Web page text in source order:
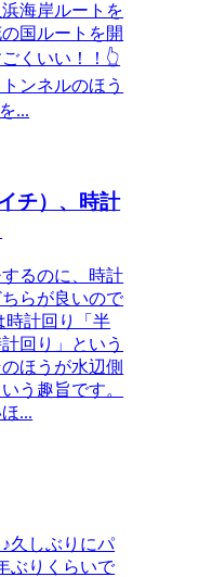
海岸ルートを
国ルートを開
くいい！！👆
ンネルのほう
...
チ）、時計
るのに、時計
らが良いので
時計回り「半
回り」という
ほうが水辺側
う趣旨です。
...
久しぶりにパ
ぶりくらいで